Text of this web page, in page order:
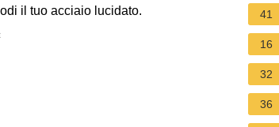
il tuo acciaio lucidato.
41
16
32
36